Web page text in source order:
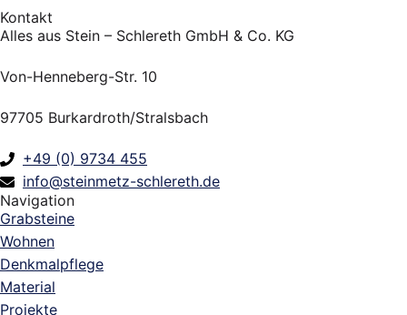
Kontakt
Alles aus Stein – Schlereth GmbH & Co. KG
Von-Henneberg-Str. 10
97705 Burkardroth/Stralsbach
+49 (0) 9734 455
info@steinmetz-schlereth.de
Navigation
Grabsteine
Wohnen
Denkmalpflege
Material
Projekte